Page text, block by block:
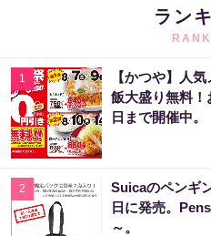
ラン
1
【かつや】人
飯大盛り無料！
日まで開催中。
2
Suicaのペンギ
日に発売。
～。